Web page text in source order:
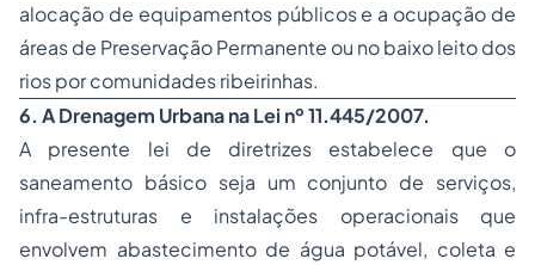
alocação de equipamentos públicos e a ocupação de
áreas de Preservação Permanente ou no baixo leito dos
rios por comunidades ribeirinhas.
6. A Drenagem Urbana na Lei nº 11.445/2007.
A presente lei de diretrizes estabelece que o
saneamento básico seja um conjunto de serviços,
infra-estruturas e instalações operacionais que
envolvem abastecimento de água potável, coleta e